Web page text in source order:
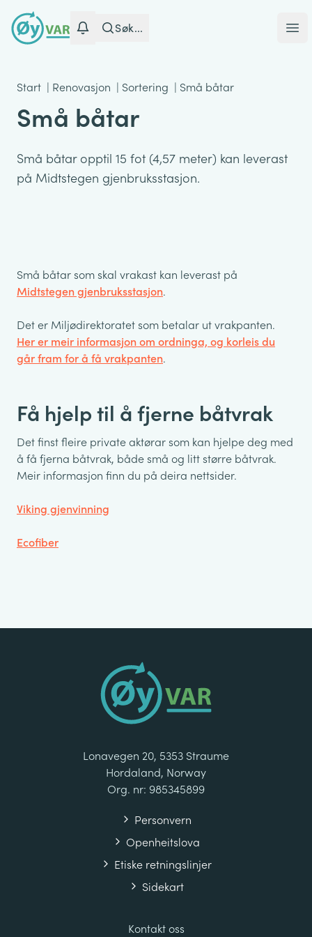
Søk...
Start | Renovasjon | Sortering | Små båtar
Små båtar
Små båtar opptil 15 fot (4,57 meter) kan leverast
på Midtstegen gjenbruksstasjon.
Små båtar som skal vrakast kan leverast på
Midtstegen gjenbruksstasjon.
Det er Miljødirektoratet som betalar ut vrakpanten.
Her er meir informasjon om ordninga, og korleis du
går fram for å få vrakpanten.
Få hjelp til å fjerne båtvrak
Det finst fleire private aktørar som kan hjelpe deg med
å få fjerna båtvrak, både små og litt større båtvrak.
Meir informasjon finn du på deira nettsider.
Viking gjenvinning
Ecofiber
Lonavegen 20, 5353 Straume
Hordaland, Norway
Org. nr: 985345899
Personvern
Openheitslova
Etiske retningslinjer
Sidekart
Kontakt oss